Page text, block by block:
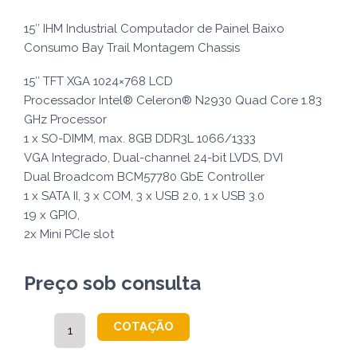
15″ IHM Industrial Computador de Painel Baixo
Consumo Bay Trail Montagem Chassis
15″ TFT XGA 1024×768 LCD
Processador Intel® Celeron® N2930 Quad Core 1.83
GHz Processor
1 x SO-DIMM, max. 8GB DDR3L 1066/1333
VGA Integrado, Dual-channel 24-bit LVDS, DVI
Dual Broadcom BCM57780 GbE Controller
1 x SATA II, 3 x COM, 3 x USB 2.0, 1 x USB 3.0
19 x GPIO,
2x Mini PCIe slot
Preço sob consulta
COTAÇÃO